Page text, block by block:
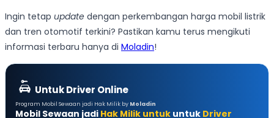
Ingin tetap update dengan perkembangan harga mobil listrik
dan tren otomotif terkini? Pastikan kamu terus mengikuti
informasi terbaru hanya di Moladin!
Untuk Driver Online
Program Mobil Sewaan jadi Hak Milik by Moladin
Mobil Sewaan jadi Hak Milik untuk untuk Driver